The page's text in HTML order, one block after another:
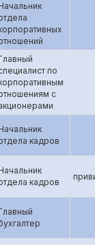
по
с
кадров
кадров